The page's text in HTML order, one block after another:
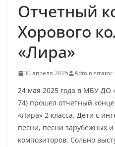
Отчетный
Хорового
«Лира»
30 апреля 2025 Administrator
24 мая 2025 года в МБУ ДО
74) прошел отчетный
«Лира» 2 класса. Дети с
песни, песни зарубежных
композиторов. Сольно